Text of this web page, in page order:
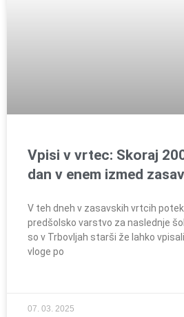
Vpisi v vrtec: Skoraj
dan v enem izmed
V teh dneh v zasavskih vrtcih
predšolsko varstvo za naslednje
so v Trbovljah starši že lahko
vloge po
07. 03. 2025